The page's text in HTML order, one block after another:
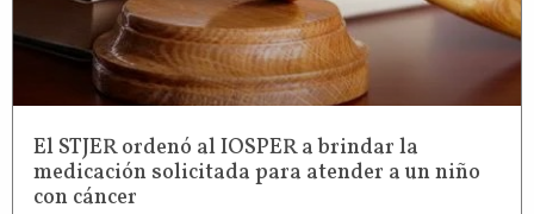
El STJER ordenó al IOSPER a brindar la
medicación solicitada para atender a un niño
con cáncer